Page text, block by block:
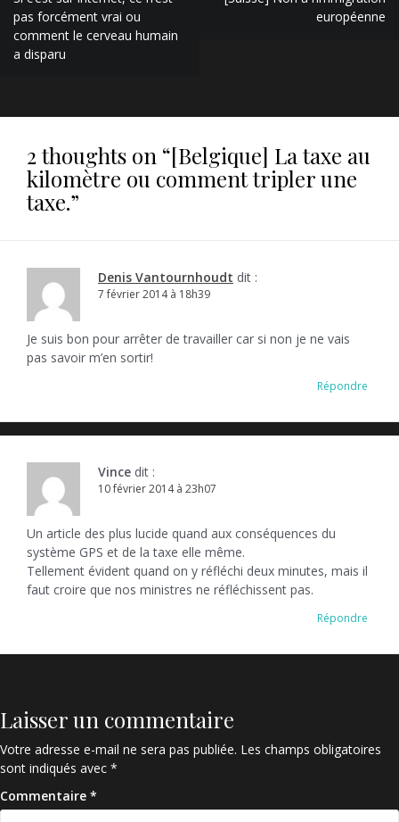
de
l’article
pas forcément vrai ou
comment le cerveau humain
a disparu
européenne
2 thoughts on “[Belgique] La taxe au
kilomètre ou comment tripler une
taxe.”
Denis Vantournhoudt dit :
7 février 2014 à 18h39
Je suis bon pour arrêter de travailler car si non je ne vais
pas savoir m’en sortir!
Répondre
Vince dit :
10 février 2014 à 23h07
Un article des plus lucide quand aux conséquences du
système GPS et de la taxe elle même.
Tellement évident quand on y réfléchi deux minutes, mais il
faut croire que nos ministres ne réfléchissent pas.
Répondre
Laisser un commentaire
Votre adresse e-mail ne sera pas publiée. Les champs obligatoires
sont indiqués avec *
Commentaire *